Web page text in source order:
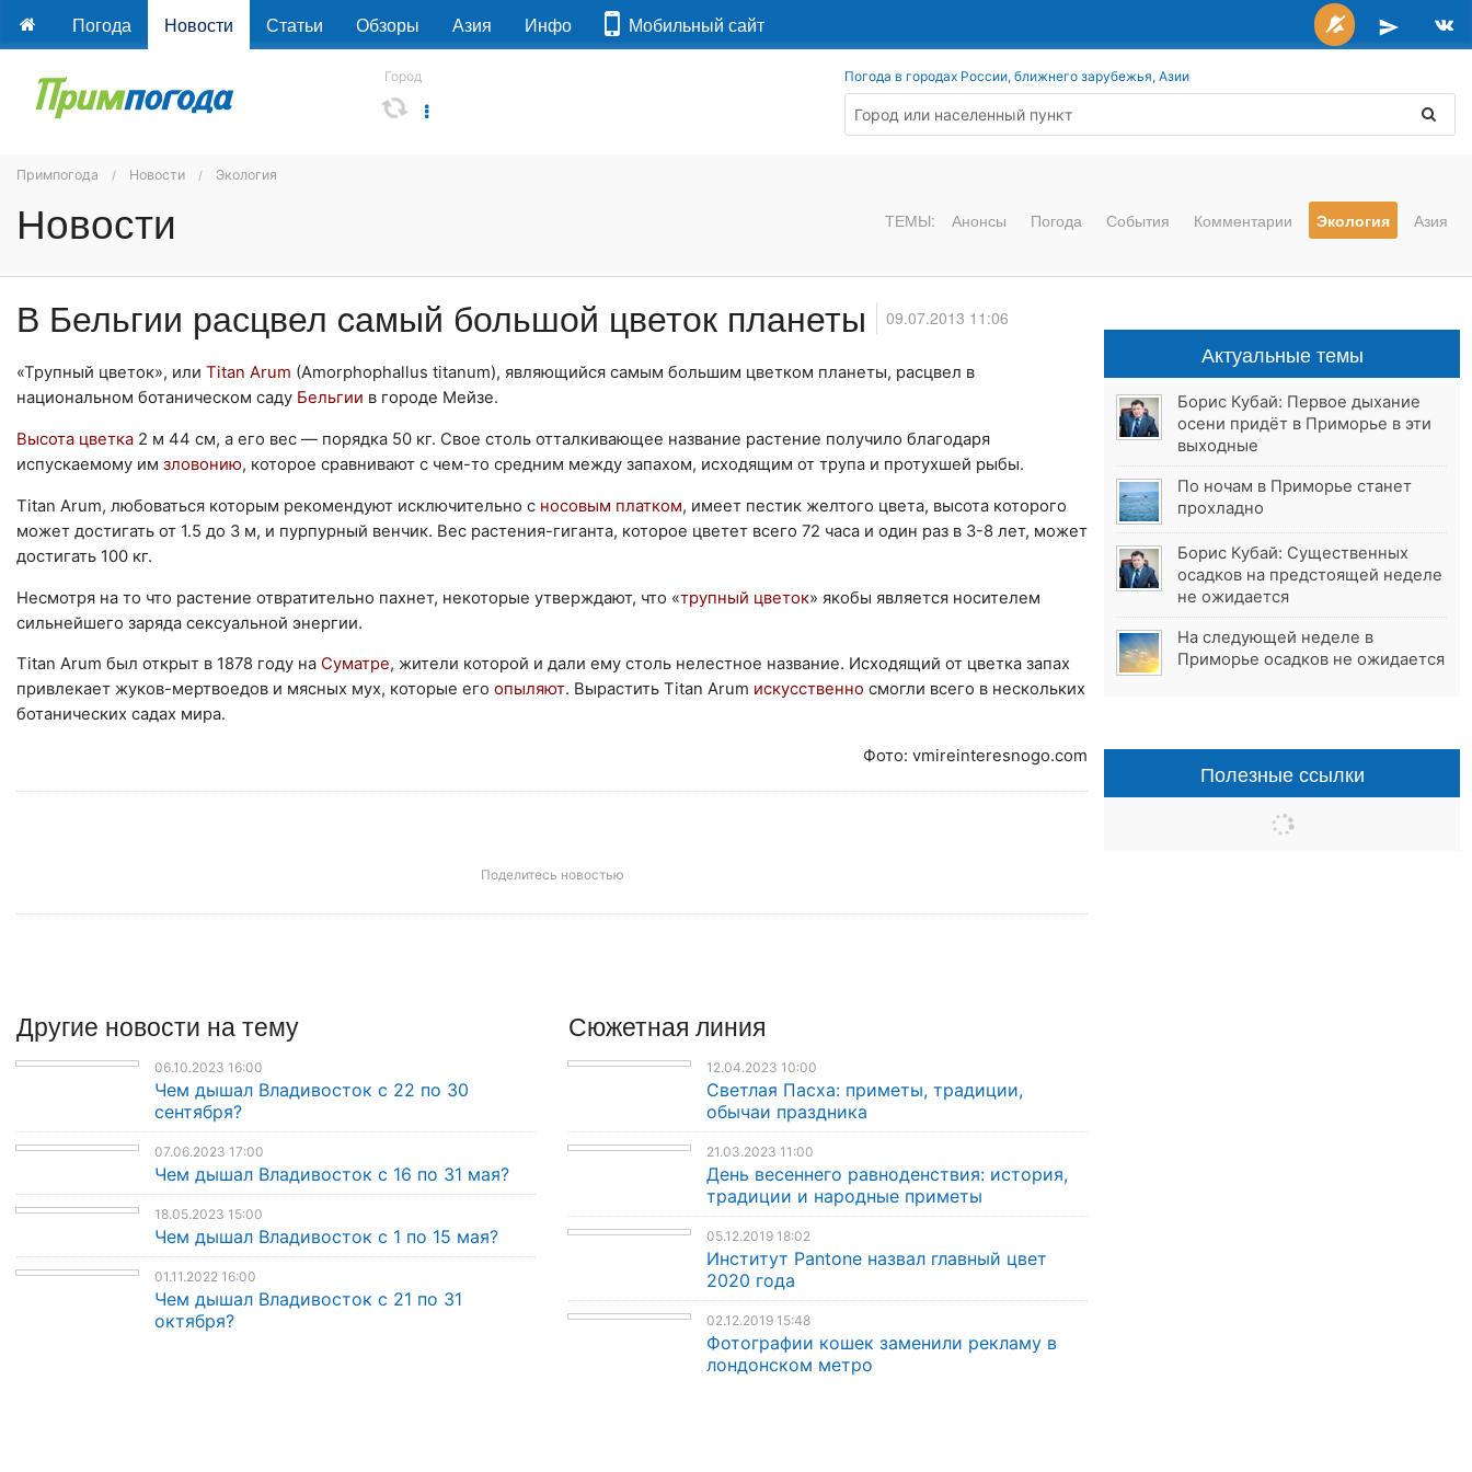
Погода Новости Статьи Обзоры Азия Инфо Мобильный сайт
Город Погода в городах России, ближнего зарубежья, Азии
Примпогода Новости Экология
Новости ТЕМЫ: Анонсы Погода События Комментарии Экология Азия
В Бельгии расцвел cамый большой цветок планеты 09.07.2013 11:06
«Трупный цветок», или Titan Arum (Amorphophallus titanum), являющийся самым большим цветком планеты, расцвел в
национальном ботаническом саду Бельгии в городе Мейзе.
Высота цветка 2 м 44 см, а его вес — порядка 50 кг. Свое столь отталкивающее название растение получило благодаря
испускаемому им зловонию, которое сравнивают с чем-то средним между запахом, исходящим от трупа и протухшей рыбы.
Titan Arum, любоваться которым рекомендуют исключительно с носовым платком, имеет пестик желтого цвета, высота которого
может достигать от 1.5 до 3 м, и пурпурный венчик. Вес растения-гиганта, которое цветет всего 72 часа и один раз в 3-8 лет, может
достигать 100 кг.
Несмотря на то что растение отвратительно пахнет, некоторые утверждают, что «трупный цветок» якобы является носителем
сильнейшего заряда сексуальной энергии.
Titan Arum был открыт в 1878 году на Суматре, жители которой и дали ему столь нелестное название. Исходящий от цветка запах
привлекает жуков-мертвоедов и мясных мух, которые его опыляют. Вырастить Titan Arum искусственно смогли всего в нескольких
ботанических садах мира.
Фото: vmireinteresnogo.com
Поделитесь новостью
Другие новости на тему
06.10.2023 16:00
Чем дышал Владивосток с 22 по 30
сентября?
07.06.2023 17:00
Чем дышал Владивосток с 16 по 31 мая?
18.05.2023 15:00
Чем дышал Владивосток с 1 по 15 мая?
01.11.2022 16:00
Чем дышал Владивосток с 21 по 31
октября?
Сюжетная линия
12.04.2023 10:00
Светлая Пасха: приметы, традиции,
обычаи праздника
21.03.2023 11:00
День весеннего равноденствия: история,
традиции и народные приметы
05.12.2019 18:02
Институт Pantone назвал главный цвет
2020 года
02.12.2019 15:48
Фотографии кошек заменили рекламу в
лондонском метро
Актуальные темы
Борис Кубай: Первое дыхание
осени придёт в Приморье в эти
выходные
По ночам в Приморье станет
прохладно
Борис Кубай: Существенных
осадков на предстоящей неделе
не ожидается
На следующей неделе в
Приморье осадков не ожидается
Полезные ссылки